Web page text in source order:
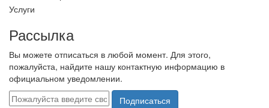
Услуги
Рассылка
Вы можете отписаться в любой момент. Для этого,
пожалуйста, найдите нашу контактную информацию в
официальном уведомлении.
Подписаться